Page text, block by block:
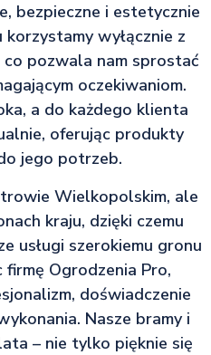
bezpieczne i estetycznie
wyłącznie z
co pozwala nam sprostać
oczekiwaniom.
a do każdego klienta
oferując produkty
jego potrzeb.
Wielkopolskim, ale
kraju, dzięki czemu
usługi szerokiemu gronu
Ogrodzenia Pro,
doświadczenie
Nasze bramy i
– nie tylko pięknie się